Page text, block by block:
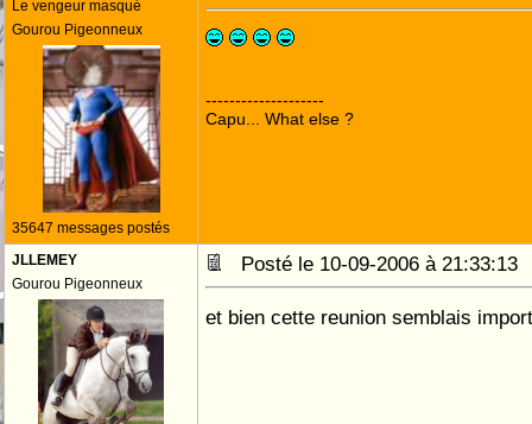
Le vengeur masqué
Gourou Pigeonneux
35647 messages postés
--------------------
Capu... What else ?
JLLEMEY
Gourou Pigeonneux
Posté le 10-09-2006 à
et bien cette reunion semblais